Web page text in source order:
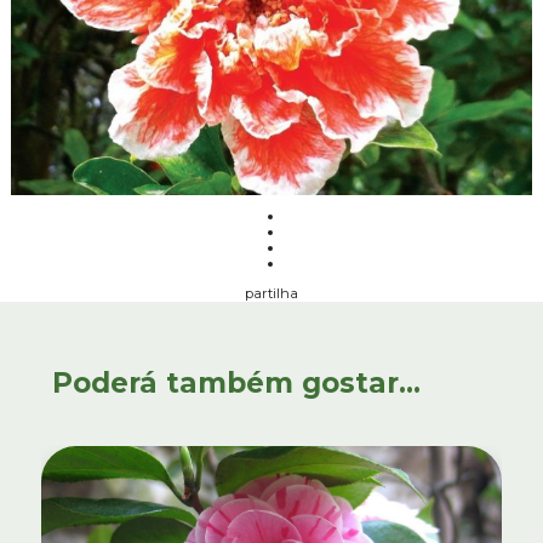
partilha
Poderá também gostar...